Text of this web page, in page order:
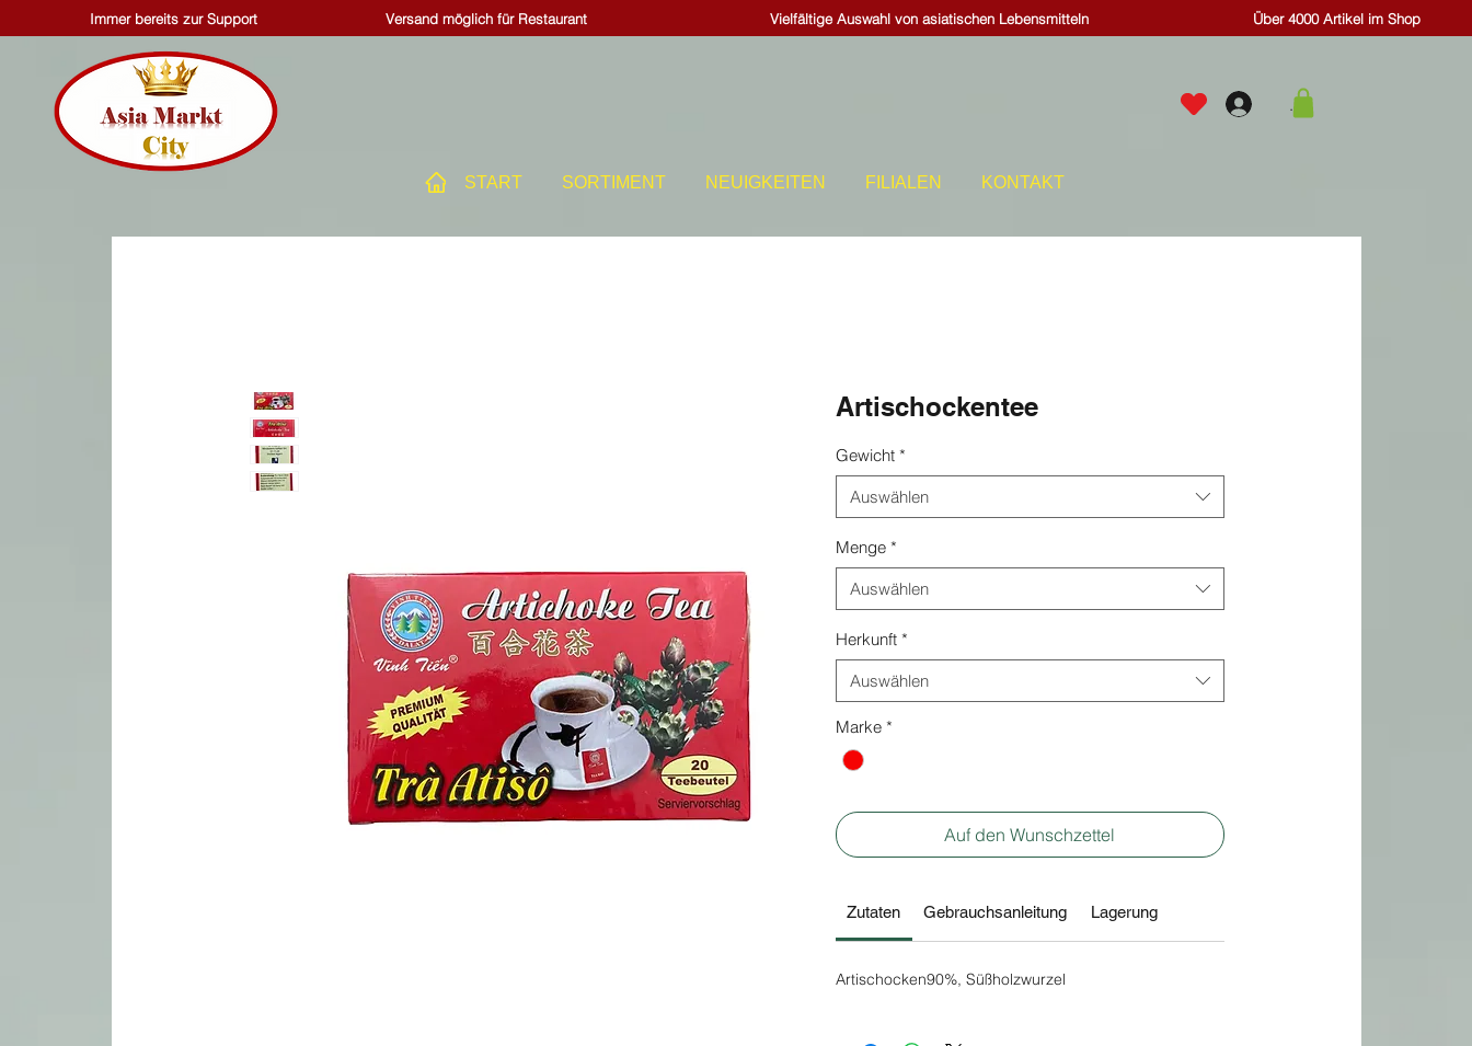
Immer bereits zur Support Versand möglich für Restaurant Vielfältige Auswahl von asiatischen Lebensmitteln Über 4000 Artikel im Shop
START SORTIMENT NEUIGKEITEN FILIALEN KONTAKT
.
Artischockentee
Gewicht *
Auswählen
Menge *
Auswählen
Herkunft *
Auswählen
Marke *
Auf den Wunschzettel
Zutaten Gebrauchsanleitung Lagerung
Artischocken90%, Süßholzwurzel